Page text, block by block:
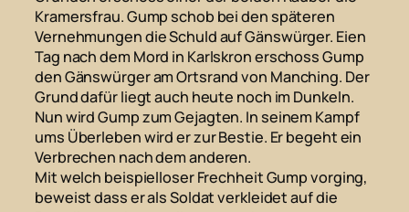
Kramersfrau. Gump schob bei den späteren
Vernehmungen die Schuld auf Gänswürger. Eien
Tag nach dem Mord in Karlskron erschoss Gump
den Gänswürger am Ortsrand von Manching. Der
Grund dafür liegt auch heute noch im Dunkeln.
Nun wird Gump zum Gejagten. In seinem Kampf
ums Überleben wird er zur Bestie. Er begeht ein
Verbrechen nach dem anderen.
Mit welch beispielloser Frechheit Gump vorging,
beweist dass er als Soldat verkleidet auf die